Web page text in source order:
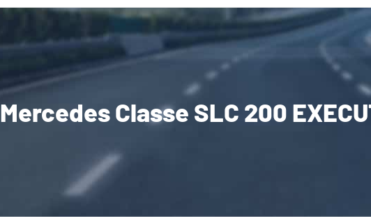
Mercedes Classe SLC 200